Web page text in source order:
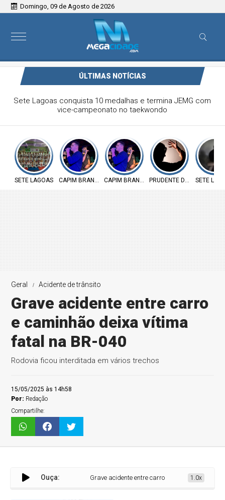
Domingo, 09 de Agosto de 2026
ÚLTIMAS NOTÍCIAS
Victor & Bruno são destaque no ForróCap em Capim
Branco
SETE LAGOAS CAPIM BRANCO CAPIM BRANCO PRUDENTE DE MORAIS
SETE
Geral Acidente de trânsito
Grave acidente entre carro
e caminhão deixa vítima
fatal na BR-040
Rodovia ficou interditada em vários trechos
15/05/2025 às 14h58
Por: Redação
Compartilhe:
Ouça: Grave acidente entre carro e caminhão deixa vítima
1.0x